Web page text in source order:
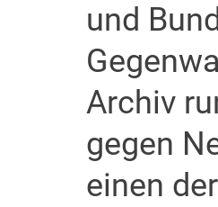
und
Archiv
gegen
einen